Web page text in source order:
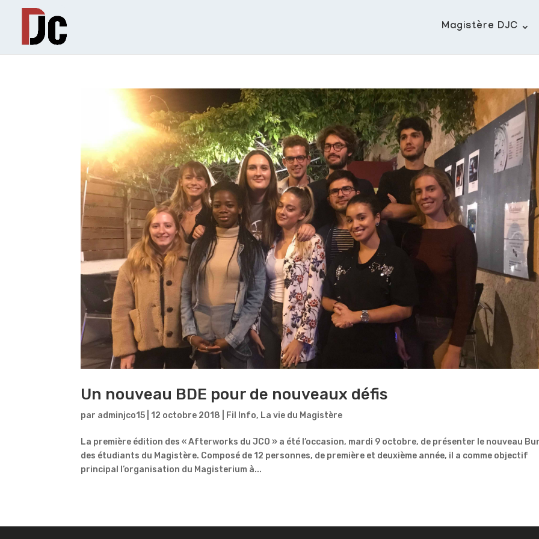
Magistère DJC
Un nouveau BDE pour de nouveaux défis
par adminjco15 12 octobre 2018 Fil Info, La vie du Magistère
La première édition des « Afterworks du JCO » a été l’occasion, mardi 9 octobre, de présenter le nouveau
des étudiants du Magistère. Composé de 12 personnes, de première et deuxième année, il a comme objectif
principal l’organisation du Magisterium à...